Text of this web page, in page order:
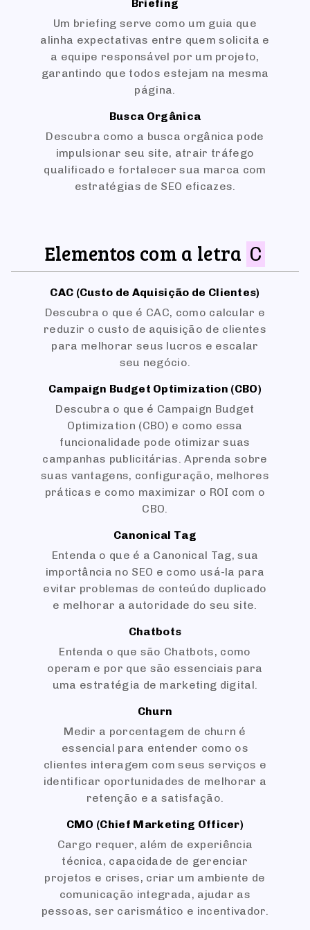
Briefing
Um briefing serve como um guia que
alinha expectativas entre quem solicita e
a equipe responsável por um projeto,
garantindo que todos estejam na mesma
página.
Busca Orgânica
Descubra como a busca orgânica pode
impulsionar seu site, atrair tráfego
qualificado e fortalecer sua marca com
estratégias de SEO eficazes.
Elementos com a letra C
CAC (Custo de Aquisição de Clientes)
Descubra o que é CAC, como calcular e
reduzir o custo de aquisição de clientes
para melhorar seus lucros e escalar
seu negócio.
Campaign Budget Optimization (CBO)
Descubra o que é Campaign Budget
Optimization (CBO) e como essa
funcionalidade pode otimizar suas
campanhas publicitárias. Aprenda sobre
suas vantagens, configuração, melhores
práticas e como maximizar o ROI com o
CBO.
Canonical Tag
Entenda o que é a Canonical Tag, sua
importância no SEO e como usá-la para
evitar problemas de conteúdo duplicado
e melhorar a autoridade do seu site.
Chatbots
Entenda o que são Chatbots, como
operam e por que são essenciais para
uma estratégia de marketing digital.
Churn
Medir a porcentagem de churn é
essencial para entender como os
clientes interagem com seus serviços e
identificar oportunidades de melhorar a
retenção e a satisfação.
CMO (Chief Marketing Officer)
Cargo requer, além de experiência
técnica, capacidade de gerenciar
projetos e crises, criar um ambiente de
comunicação integrada, ajudar as
pessoas, ser carismático e incentivador.